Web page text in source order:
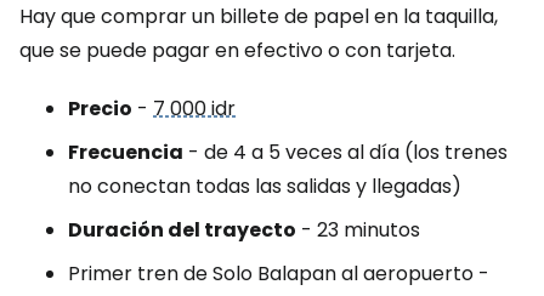
Hay que comprar un billete de papel en la taquilla,
que se puede pagar en efectivo o con tarjeta.
Precio - 7 000 idr
Frecuencia - de 4 a 5 veces al día (los trenes
no conectan todas las salidas y llegadas)
Duración del trayecto - 23 minutos
Primer tren de Solo Balapan al aeropuerto -